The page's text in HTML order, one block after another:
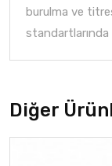
burulma ve
standartlarında
Diğer